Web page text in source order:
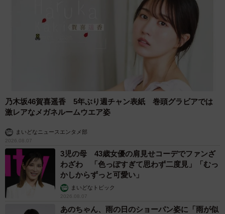
乃木坂46賀喜遥香 5年ぶり週チャン表紙 巻頭グラビアでは
激レアなメガネルームウエア姿
まいどなニュースエンタメ部
2026.08.07
3児の母 43歳女優の肩見せコーデでファンざ
わざわ 「色っぽすぎて思わず二度見」「むっ
かしからずっと可愛い」
まいどなトピック
2026.08.07
あのちゃん、雨の日のショーパン姿に「雨が似